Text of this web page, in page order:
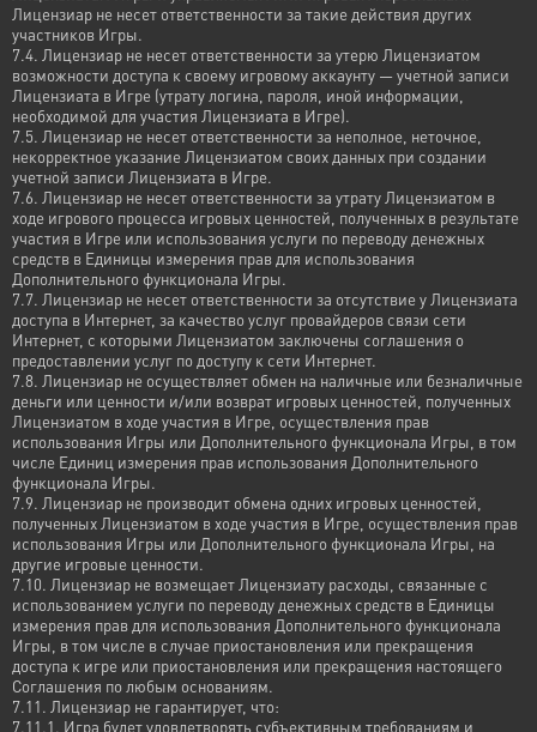
Лицензиар не несет ответственности за такие действия других
участников Игры.
7.4. Лицензиар не несет ответственности за утерю Лицензиатом
возможности доступа к своему игровому аккаунту — учетной записи
Лицензиата в Игре (утрату логина, пароля, иной информации,
необходимой для участия Лицензиата в Игре).
7.5. Лицензиар не несет ответственности за неполное, неточное,
некорректное указание Лицензиатом своих данных при создании
учетной записи Лицензиата в Игре.
7.6. Лицензиар не несет ответственности за утрату Лицензиатом в
ходе игрового процесса игровых ценностей, полученных в результате
участия в Игре или использования услуги по переводу денежных
средств в Единицы измерения прав для использования
Дополнительного функционала Игры.
7.7. Лицензиар не несет ответственности за отсутствие у Лицензиата
доступа в Интернет, за качество услуг провайдеров связи сети
Интернет, с которыми Лицензиатом заключены соглашения о
предоставлении услуг по доступу к сети Интернет.
7.8. Лицензиар не осуществляет обмен на наличные или безналичные
деньги или ценности и/или возврат игровых ценностей, полученных
Лицензиатом в ходе участия в Игре, осуществления прав
использования Игры или Дополнительного функционала Игры, в том
числе Единиц измерения прав использования Дополнительного
функционала Игры.
7.9. Лицензиар не производит обмена одних игровых ценностей,
полученных Лицензиатом в ходе участия в Игре, осуществления прав
использования Игры или Дополнительного функционала Игры, на
другие игровые ценности.
7.10. Лицензиар не возмещает Лицензиату расходы, связанные с
использованием услуги по переводу денежных средств в Единицы
измерения прав для использования Дополнительного функционала
Игры, в том числе в случае приостановления или прекращения
доступа к игре или приостановления или прекращения настоящего
Соглашения по любым основаниям.
7.11. Лицензиар не гарантирует, что:
7.11.1. Игра будет удовлетворять субъективным требованиям и